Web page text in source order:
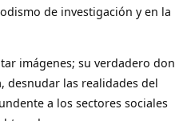
de investigación y en la
imágenes; su verdadero don
desnudar las realidades del
a los sectores sociales